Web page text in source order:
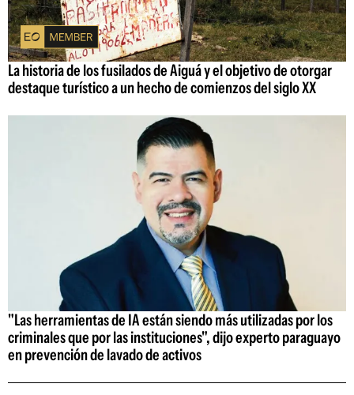
La historia de los fusilados de Aiguá y el objetivo de otorgar
destaque turístico a un hecho de comienzos del siglo XX
"Las herramientas de IA están siendo más utilizadas por los
criminales que por las instituciones", dijo experto paraguayo
en prevención de lavado de activos